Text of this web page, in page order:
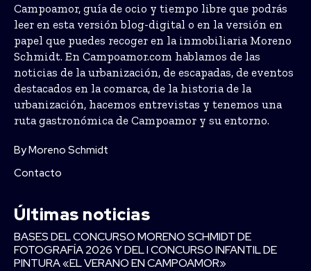
Campoamor, guía de ocio y tiempo libre que podrás
leer en esta versión blog-digital o en la versión en
papel que puedes recoger en la inmobiliaria Moreno
Schmidt. En Campoamor.com hablamos de las
noticias de la urbanización, de escapadas, de eventos
destacados en la comarca, de la historia de la
urbanización, hacemos entrevistas y tenemos una
ruta gastronómica de Campoamor y su entorno.
By Moreno Schmidt
Contacto
Últimas noticias
BASES DEL CONCURSO MORENO SCHMIDT DE
FOTOGRAFÍA 2026 Y DEL I CONCURSO INFANTIL DE
PINTURA «EL VERANO EN CAMPOAMOR»